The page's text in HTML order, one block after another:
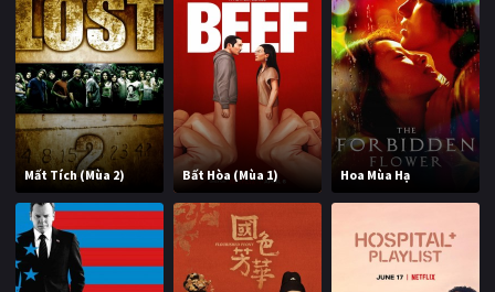
Mất Tích (Mùa 2) Bất Hòa (Mùa 1) Hoa Mùa Hạ